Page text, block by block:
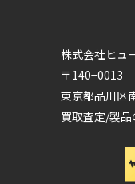
株式会社ヒュ
〒140−0013
東京都品川区
買取査定/製